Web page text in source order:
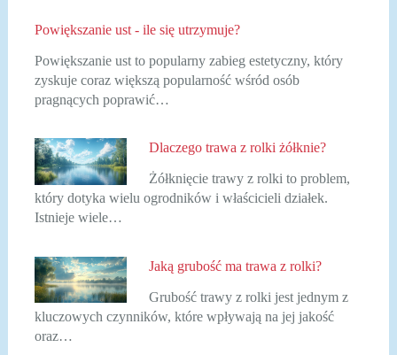
Powiększanie ust - ile się utrzymuje?
Powiększanie ust to popularny zabieg estetyczny, który
zyskuje coraz większą popularność wśród osób
pragnących poprawić…
Dlaczego trawa z rolki żółknie?
Żółknięcie trawy z rolki to problem,
który dotyka wielu ogrodników i właścicieli działek.
Istnieje wiele…
Jaką grubość ma trawa z rolki?
Grubość trawy z rolki jest jednym z
kluczowych czynników, które wpływają na jej jakość
oraz…